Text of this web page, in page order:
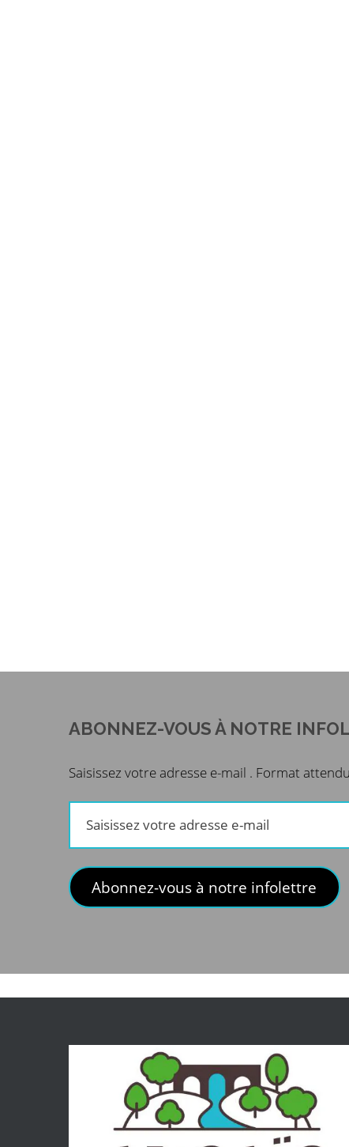
ABONNEZ-VOUS À NOTRE
Saisissez votre adresse e-mail . Format
votre
e-
mail
Abonnez-vous à notre infolettre